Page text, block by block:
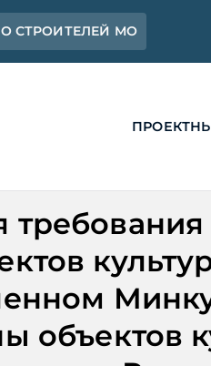
СТРОИТЕЛЕЙ МО
объектов